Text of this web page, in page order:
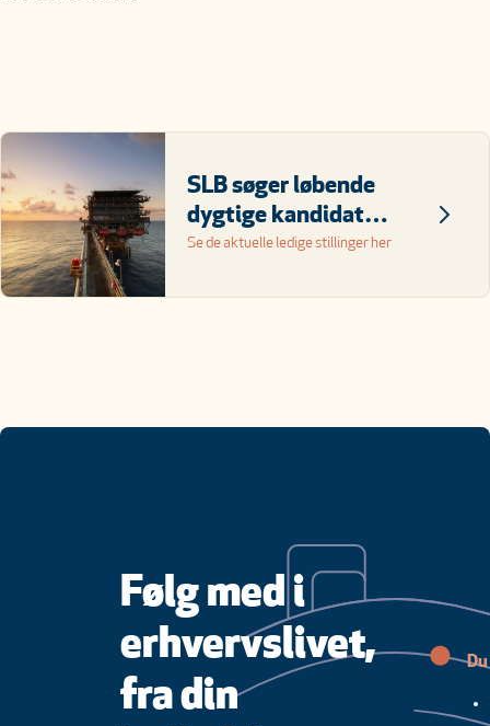
SLB søger løbende
dygtige kandidater
til Esbjerg
Se de aktuelle ledige stillinger her
Følg med i
erhvervslivet,
fra din